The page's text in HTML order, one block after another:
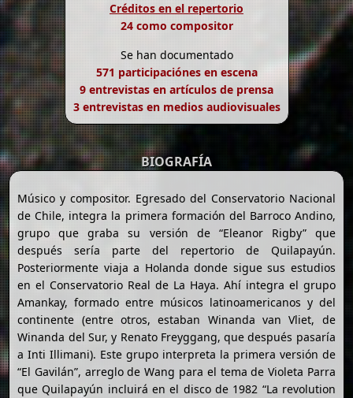
Créditos en el repertorio
24 como compositor
Se han documentado
571 participaciónes en escena
9 entrevistas en artículos de prensa
3 entrevistas en medios audiovisuales
BIOGRAFÍA
Músico y compositor. Egresado del Conservatorio Nacional
de Chile, integra la primera formación del Barroco Andino,
grupo que graba su versión de “Eleanor Rigby” que
después sería parte del repertorio de Quilapayún.
Posteriormente viaja a Holanda donde sigue sus estudios
en el Conservatorio Real de La Haya. Ahí integra el grupo
Amankay, formado entre músicos latinoamericanos y del
continente (entre otros, estaban Winanda van Vliet, de
Winanda del Sur, y Renato Freyggang, que después pasaría
a Inti Illimani). Este grupo interpreta la primera versión de
“El Gavilán”, arreglo de Wang para el tema de Violeta Parra
que Quilapayún incluirá en el disco de 1982 “La revolution